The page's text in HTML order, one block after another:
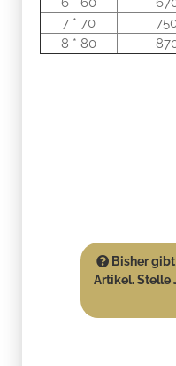
7 * 70
8 * 80
Bisher
Artikel. Stelle